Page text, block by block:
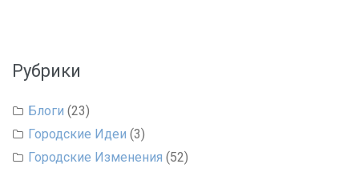
Рубрики
Блоги (23)
Городские Идеи (3)
Городские Изменения (52)